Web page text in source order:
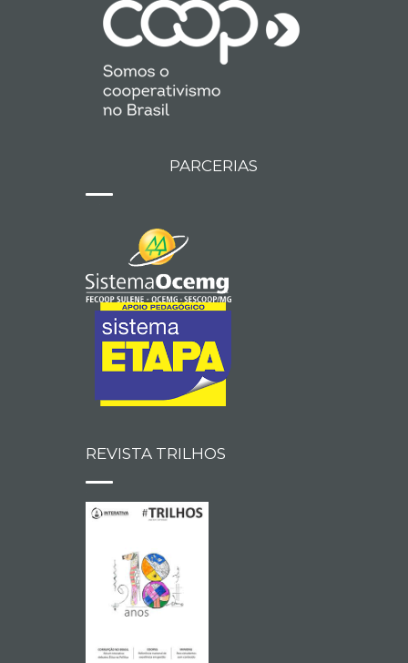
PARCERIAS
REVISTA TRILHOS